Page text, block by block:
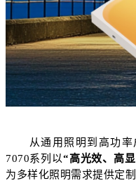
从通用照明到高功
7070系列以“高光效、高
为多样化照明需求提供定制